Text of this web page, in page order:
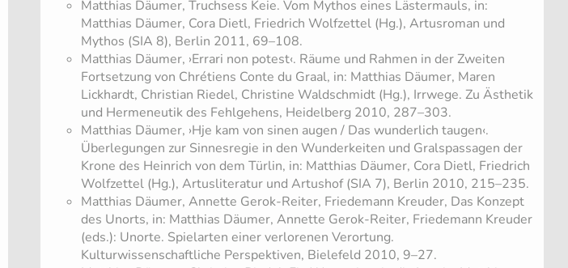
Matthias Däumer, Truchsess Keie. Vom Mythos eines Lästermauls, in:
Matthias Däumer, Cora Dietl, Friedrich Wolfzettel (Hg.), Artusroman und
Mythos (SIA 8), Berlin 2011, 69–108.
Matthias Däumer, ›Errari non potest‹. Räume und Rahmen in der Zweiten
Fortsetzung von Chrétiens Conte du Graal, in: Matthias Däumer, Maren
Lickhardt, Christian Riedel, Christine Waldschmidt (Hg.), Irrwege. Zu Ästhetik
und Hermeneutik des Fehlgehens, Heidelberg 2010, 287–303.
Matthias Däumer, ›Hje kam von sinen augen / Das wunderlich taugen‹.
Überlegungen zur Sinnesregie in den Wunderkeiten und Gralspassagen der
Krone des Heinrich von dem Türlin, in: Matthias Däumer, Cora Dietl, Friedrich
Wolfzettel (Hg.), Artusliteratur und Artushof (SIA 7), Berlin 2010, 215–235.
Matthias Däumer, Annette Gerok-Reiter, Friedemann Kreuder, Das Konzept
des Unorts, in: Matthias Däumer, Annette Gerok-Reiter, Friedemann Kreuder
(eds.): Unorte. Spielarten einer verlorenen Verortung.
Kulturwissenschaftliche Perspektiven, Bielefeld 2010, 9–27.